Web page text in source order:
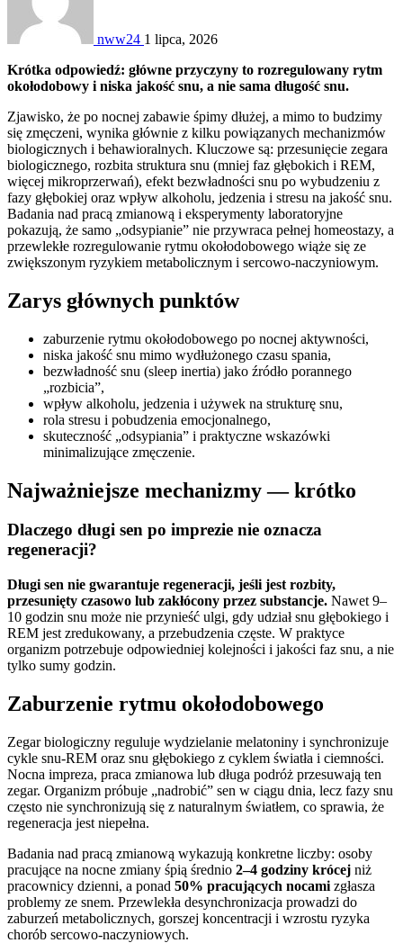
nww24 1 lipca, 2026
Krótka odpowiedź: główne przyczyny to rozregulowany rytm
okołodobowy i niska jakość snu, a nie sama długość snu.
Zjawisko, że po nocnej zabawie śpimy dłużej, a mimo to budzimy
się zmęczeni, wynika głównie z kilku powiązanych mechanizmów
biologicznych i behawioralnych. Kluczowe są: przesunięcie zegara
biologicznego, rozbita struktura snu (mniej faz głębokich i REM,
więcej mikroprzerwań), efekt bezwładności snu po wybudzeniu z
fazy głębokiej oraz wpływ alkoholu, jedzenia i stresu na jakość snu.
Badania nad pracą zmianową i eksperymenty laboratoryjne
pokazują, że samo „odsypianie” nie przywraca pełnej homeostazy, a
przewlekłe rozregulowanie rytmu okołodobowego wiąże się ze
zwiększonym ryzykiem metabolicznym i sercowo-naczyniowym.
Zarys głównych punktów
zaburzenie rytmu okołodobowego po nocnej aktywności,
niska jakość snu mimo wydłużonego czasu spania,
bezwładność snu (sleep inertia) jako źródło porannego
„rozbicia”,
wpływ alkoholu, jedzenia i używek na strukturę snu,
rola stresu i pobudzenia emocjonalnego,
skuteczność „odsypiania” i praktyczne wskazówki
minimalizujące zmęczenie.
Najważniejsze mechanizmy — krótko
Dlaczego długi sen po imprezie nie oznacza
regeneracji?
Długi sen nie gwarantuje regeneracji, jeśli jest rozbity,
przesunięty czasowo lub zakłócony przez substancje. Nawet 9–
10 godzin snu może nie przynieść ulgi, gdy udział snu głębokiego i
REM jest zredukowany, a przebudzenia częste. W praktyce
organizm potrzebuje odpowiedniej kolejności i jakości faz snu, a nie
tylko sumy godzin.
Zaburzenie rytmu okołodobowego
Zegar biologiczny reguluje wydzielanie melatoniny i synchronizuje
cykle snu-REM oraz snu głębokiego z cyklem światła i ciemności.
Nocna impreza, praca zmianowa lub długa podróż przesuwają ten
zegar. Organizm próbuje „nadrobić” sen w ciągu dnia, lecz fazy snu
często nie synchronizują się z naturalnym światłem, co sprawia, że
regeneracja jest niepełna.
Badania nad pracą zmianową wykazują konkretne liczby: osoby
pracujące na nocne zmiany śpią średnio 2–4 godziny krócej niż
pracownicy dzienni, a ponad 50% pracujących nocami zgłasza
problemy ze snem. Przewlekła desynchronizacja prowadzi do
zaburzeń metabolicznych, gorszej koncentracji i wzrostu ryzyka
chorób sercowo-naczyniowych.